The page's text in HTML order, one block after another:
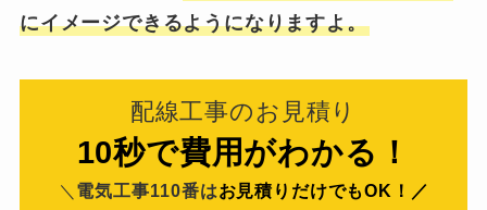
にイメージできるようになりますよ。
配線工事のお見積り
10秒で費用がわかる！
＼ 電気工事110番はお見積りだけでもOK！／